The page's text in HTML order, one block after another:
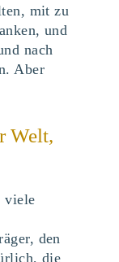
mit zu
und
nach
Aber
Welt,
viele
den
die